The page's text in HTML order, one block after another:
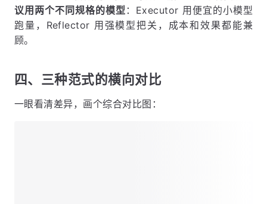
议用两个不同规格的模型 ：Executor 用便宜的小模型
跑量，Reflector 用强模型把关，成本和效果都能兼
顾。
四、三种范式的横向对比
一眼看清差异，画个综合对比图：